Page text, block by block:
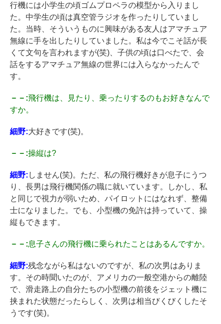
行機には小学生の頃ゴムプロペラの模型から入りまし
た。中学生の頃は真空管ラジオを作ったりしていまし
た。当時、そういうものに興味がある友人はアマチュア
無線に手を出したりしていました。私は今でこそ話が長
くて文句を言われますが(笑)、子供の頃は口べたで、会
話をするアマチュア無線の世界には入らなかったんで
す。
－－:飛行機は、見たり、乗ったりするのもお好きなんで
すか。
細野:大好きです(笑)。
－－:操縦は?
細野: しません(笑)。ただ、私の飛行機好きが息子にうつ
り、長男は飛行機関係の職に就いています。しかし、私
と同じで視力が弱いため、パイロットにはなれず、整備
士になりました。でも、小型機の免許は持っていて、操
縦もできます。
－－:息子さんの飛行機に乗られたことはあるんですか。
細野:残念ながら私はないのですが、私の次男はありま
す。その時聞いたのが、アメリカの一般空港からの離陸
で、滑走路上の自分たちの小型機の前後をジェット機に
挟まれた状態だったらしく、次男は相当びくびくしたそ
うです(笑)。